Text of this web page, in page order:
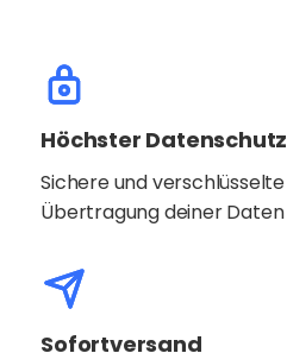
Höchster Datenschutz
Sichere und verschlüsselte
Übertragung deiner Daten
Sofortversand